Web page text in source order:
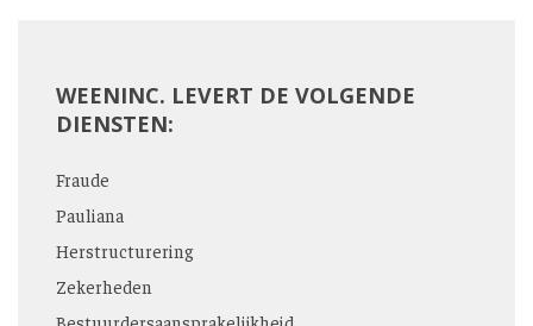
WEENINC. LEVERT DE VOLGENDE
DIENSTEN:
Fraude
Pauliana
Herstructurering
Zekerheden